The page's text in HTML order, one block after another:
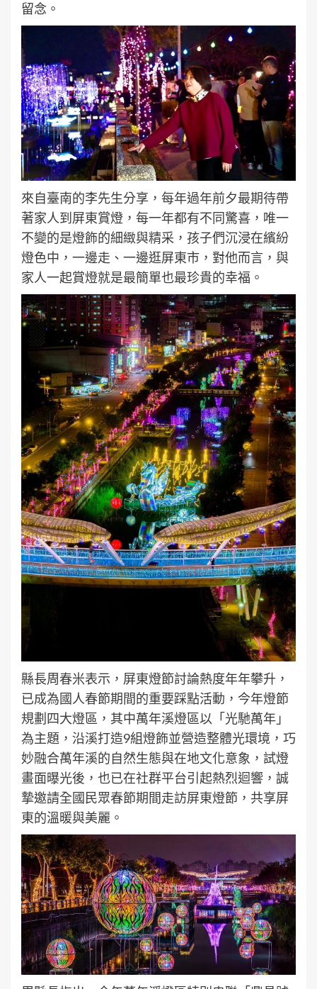
留念。
來自臺南的李先生分享，每年過年前夕最期待帶
著家人到屏東賞燈，每一年都有不同驚喜，唯一
不變的是燈飾的細緻與精采，孩子們沉浸在繽紛
燈色中，一邊走、一邊逛屏東市，對他而言，與
家人一起賞燈就是最簡單也最珍貴的幸福。
縣長周春米表示，屏東燈節討論熱度年年攀升，
已成為國人春節期間的重要踩點活動，今年燈節
規劃四大燈區，其中萬年溪燈區以「光馳萬年」
為主題，沿溪打造9組燈飾並營造整體光環境，巧
妙融合萬年溪的自然生態與在地文化意象，試燈
畫面曝光後，也已在社群平台引起熱烈迴響，誠
摯邀請全國民眾春節期間走訪屏東燈節，共享屏
東的溫暖與美麗。